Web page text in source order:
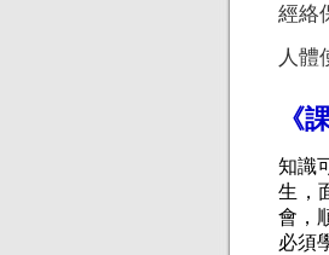
經絡
人體
《
知識
生，
會，
必須